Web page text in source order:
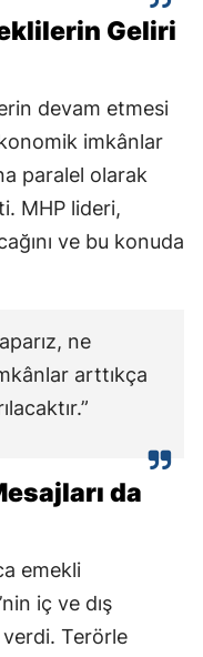
Geliri
devam etmesi
imkânlar
paralel olarak
MHP lideri,
ve bu konuda
ne
arttıkça
da
emekli
iç ve dış
Terörle